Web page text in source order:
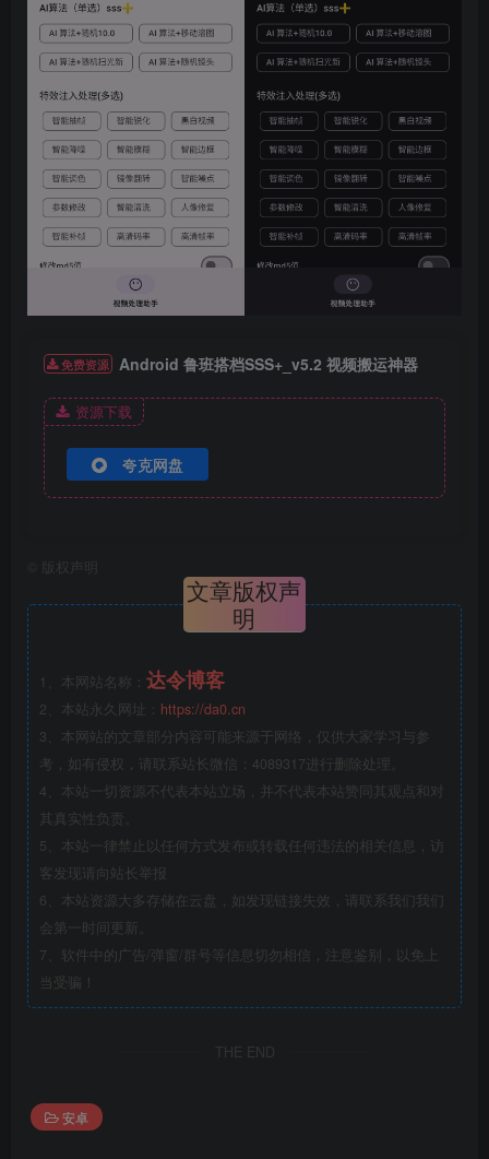
免费资源 Android 鲁班搭档SSS+_v5.2 视频搬运神器
资源下载
夸克网盘
版权声明
文章版权声
明
1、本网站名称： 达令博客
2、本站永久网址： https://da0.cn
3、本网站的文章部分内容可能来源于网络，仅供大家学习与参
考，如有侵权，请联系站长微信：4089317进行删除处理。
4、本站一切资源不代表本站立场，并不代表本站赞同其观点和对
其真实性负责。
5、本站一律禁止以任何方式发布或转载任何违法的相关信息，访
客发现请向站长举报
6、本站资源大多存储在云盘，如发现链接失效，请联系我们我们
会第一时间更新。
7、软件中的广告/弹窗/群号等信息切勿相信，注意鉴别，以免上
当受骗！
THE END
安卓